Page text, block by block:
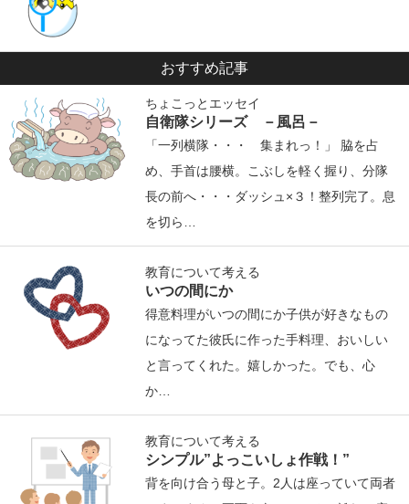
おすすめ記事
ちょこっとエッセイ
自衛隊シリーズ －風呂－
「一列横隊・・・ 集まれっ！」 脇を占
め、手首は腰横。こぶしを軽く握り、分隊
長の前へ・・・ダッシュ×３！整列完了。息
を切ら…
教育について考える
いつの間にか
得意料理がいつの間にか子供が好きなもの
になってた彼氏に作った手料理、おいしい
と言ってくれた。嬉しかった。でも、心
か…
教育について考える
シンプル”よっこいしょ作戦！”
背を向け合う母と子。2人は座っていて両者